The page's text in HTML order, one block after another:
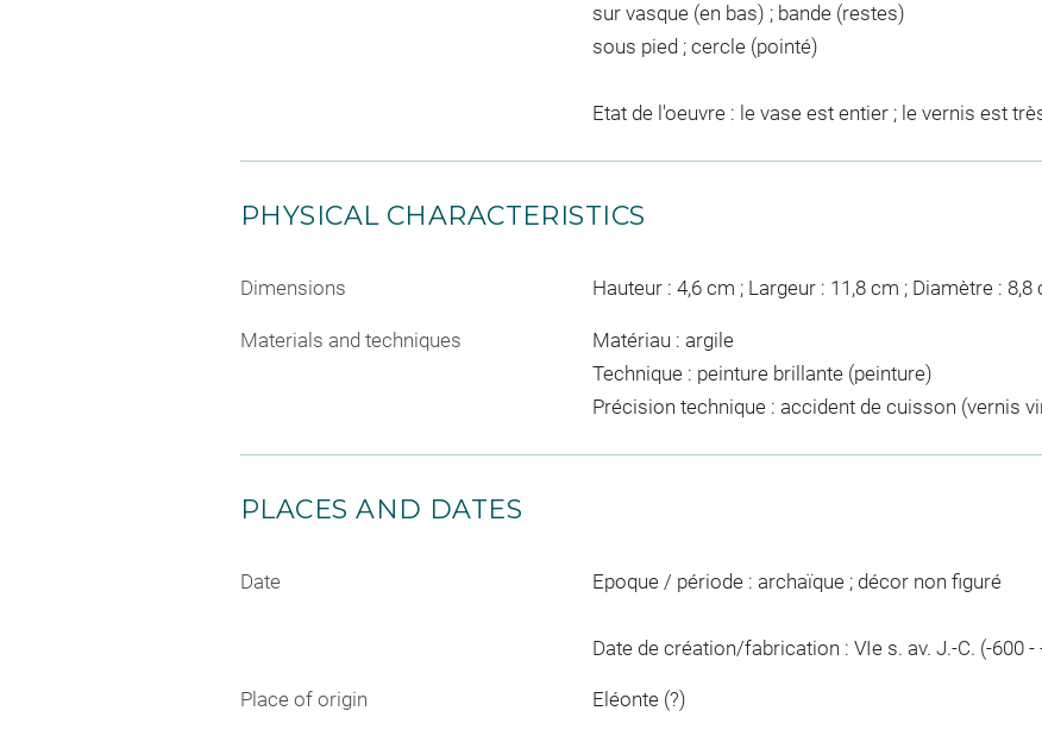
sur vasque (en bas) ; bande (restes)
sous pied ; cercle (pointé)
Etat de l'oeuvre : le vase est entier ; le vernis est
PHYSICAL CHARACTERISTICS
Dimensions Hauteur : 4,6 cm ; Largeur : 11,8 cm ; Diamètre : 8,8
Materials and techniques
Matériau : argile
Technique : peinture brillante (peinture)
Précision technique : accident de cuisson (vernis
PLACES AND DATES
Date Epoque / période : archaïque ; décor non figuré
Date de création/fabrication : VIe s. av. J.-C. (-600 -
Place of origin Eléonte (?)